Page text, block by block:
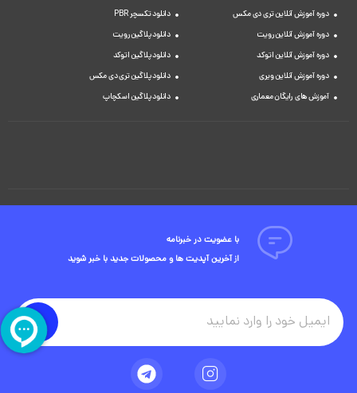
دوره آموزش آنلاین تری دی مکس
دوره آموزش آنلاین رویت
دوره آموزش آنلاین اتوکد
دوره آموزش آنلاین ویری
آموزش های رایگان معماری
دانلود تکسچر PBR
دانلود پلاگین رویت
دانلود پلاگین اتوکد
دانلود پلاگین تری دی مکس
دانلود پلاگین اسکچاپ
با عضویت در خبرنامه
از آخرین آپدیت ها و محصولات جدید با خبر شوید